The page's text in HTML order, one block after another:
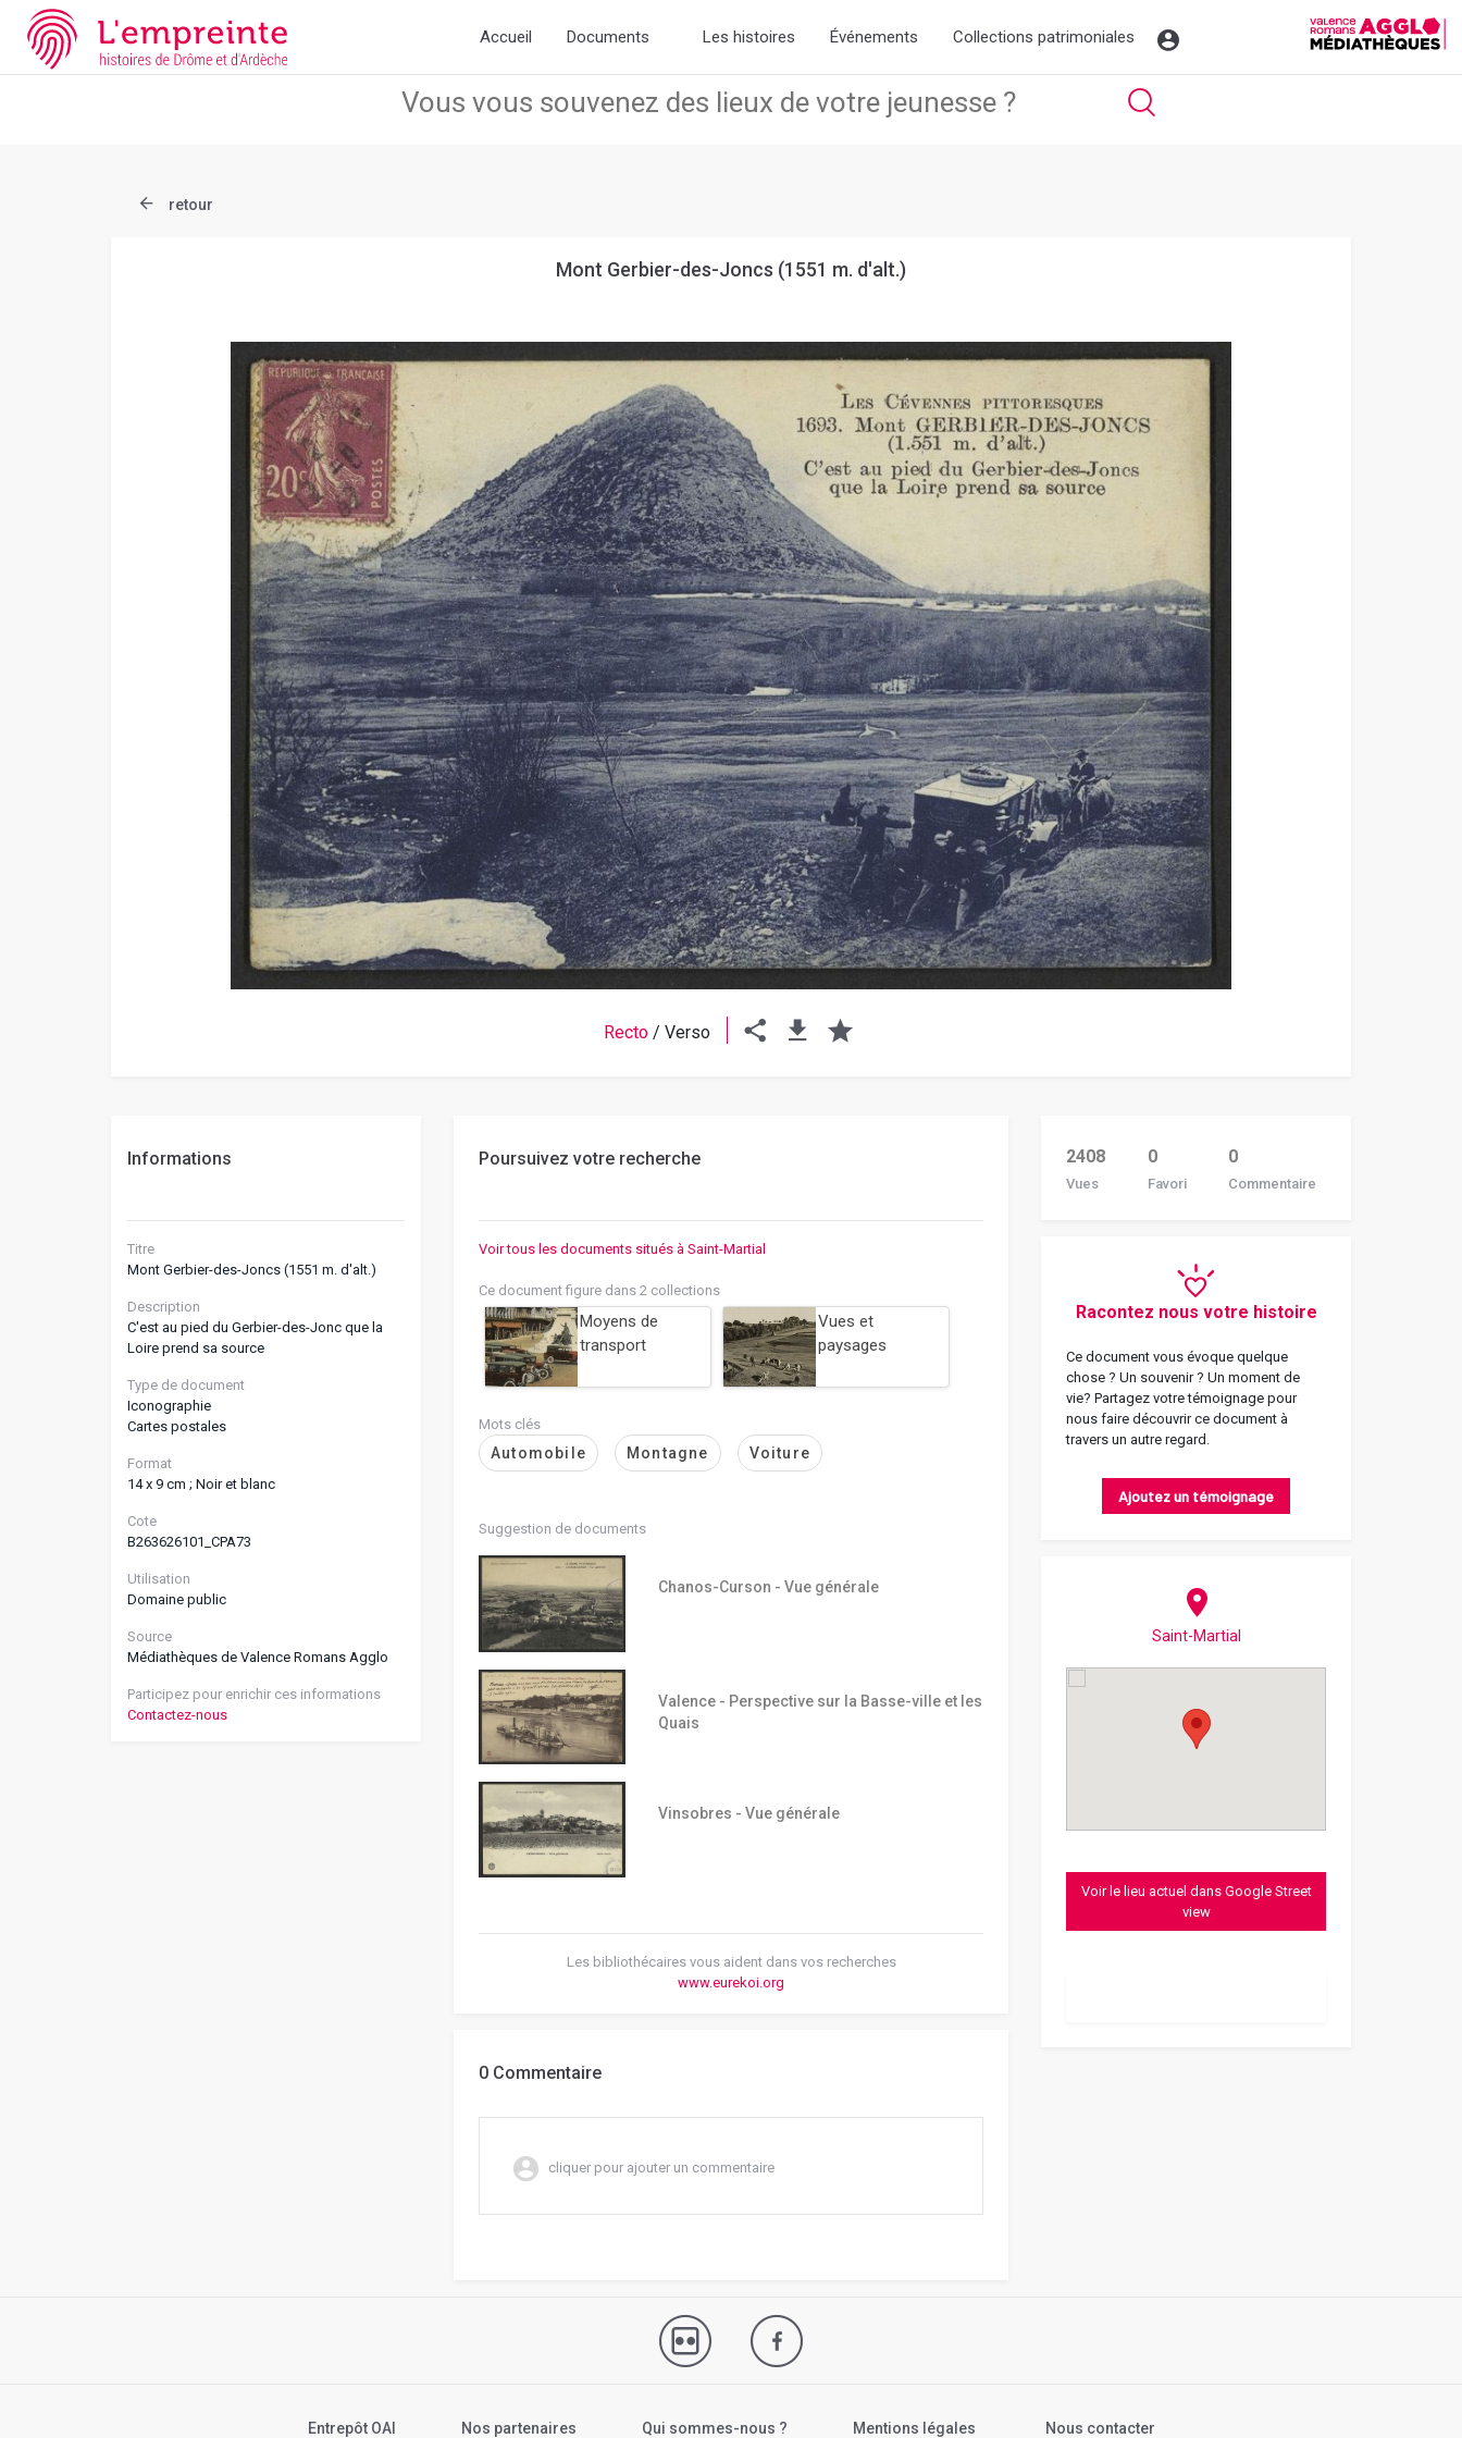
Array ( [slug] => document [ref] => B263626101_CPA73 )
Accueil Documents Les histoires Événements Collections patrimoniales
retour
Mont Gerbier-des-Joncs (1551 m. d'alt.)
Recto/ Verso
Informations
Titre
Mont Gerbier-des-Joncs (1551 m. d'alt.)
Description
C'est au pied du Gerbier-des-Jonc que la
Loire prend sa source
Type de document
Iconographie
Cartes postales
Format
14 x 9 cm ; Noir et blanc
Cote
B263626101_CPA73
Utilisation
Domaine public
Source
Médiathèques de Valence Romans Agglo
Participez pour enrichir ces informations
Contactez-nous
Poursuivez votre recherche
Voir tous les documents situés à Saint-Martial
Ce document figure dans 2 collections
Moyens de
transport
Vues et
paysages
Mots clés
Automobile Montagne Voiture
Suggestion de documents
Chanos-Curson - Vue générale
Valence - Perspective sur la Basse-ville et les
Quais
Vinsobres - Vue générale
Les bibliothécaires vous aident dans vos recherches
www.eurekoi.org
0 Commentaire
cliquer pour ajouter un commentaire
2408
Vues
0
Favori
0
Commentaire
Racontez nous votre histoire
Ce document vous évoque quelque
chose ? Un souvenir ? Un moment de
vie? Partagez votre témoignage pour
nous faire découvrir ce document à
travers un autre regard.
Ajoutez un témoignage
Saint-Martial
Voir le lieu actuel dans Google Street
view
Entrepôt OAI Nos partenaires Qui sommes-nous ? Mentions légales Nous contacter